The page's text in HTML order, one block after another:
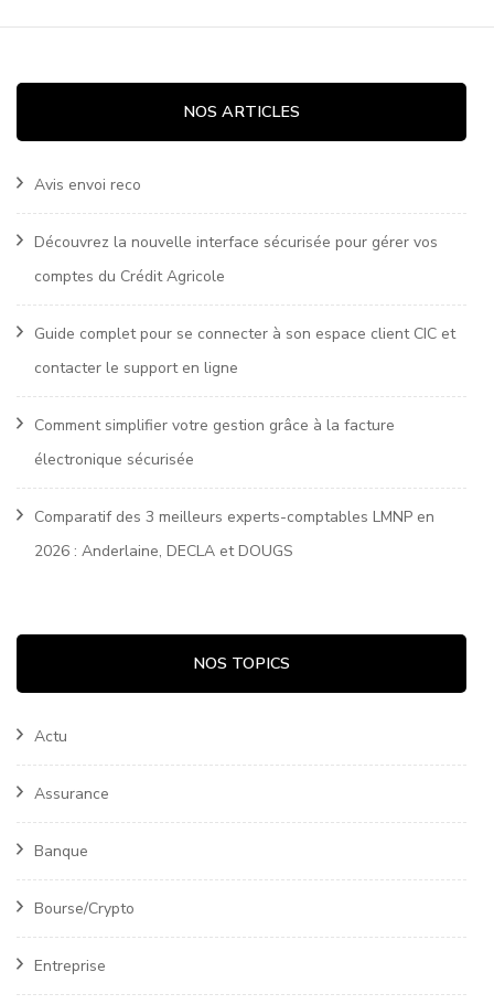
NOS ARTICLES
Avis envoi reco
Découvrez la nouvelle interface sécurisée pour gérer vos
comptes du Crédit Agricole
Guide complet pour se connecter à son espace client CIC et
contacter le support en ligne
Comment simplifier votre gestion grâce à la facture
électronique sécurisée
Comparatif des 3 meilleurs experts-comptables LMNP en
2026 : Anderlaine, DECLA et DOUGS
NOS TOPICS
Actu
Assurance
Banque
Bourse/Crypto
Entreprise